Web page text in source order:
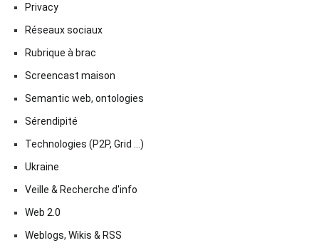
Privacy
Réseaux sociaux
Rubrique à brac
Screencast maison
Semantic web, ontologies
Sérendipité
Technologies (P2P, Grid …)
Ukraine
Veille & Recherche d'info
Web 2.0
Weblogs, Wikis & RSS